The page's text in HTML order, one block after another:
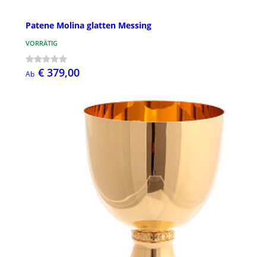
Patene Molina glatten Messing
VORRÄTIG
Ab € 379,00